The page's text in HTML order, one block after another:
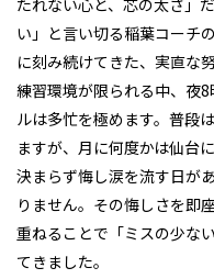
たれない心と、芯の太さ」
い」と言い切る稲葉コーチ
に刻み続けてきた、実直な
練習環境が限られる中、夜
ルは多忙を極めます。普段
ますが、月に何度かは仙台
決まらず悔し涙を流す日が
りません。その悔しさを即
重ねることで「ミスの少な
てきました。